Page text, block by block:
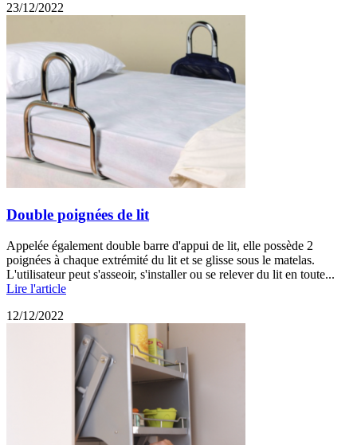
23/12/2022
Double poignées de lit
Appelée également double barre d'appui de lit, elle possède 2
poignées à chaque extrémité du lit et se glisse sous le matelas.
L'utilisateur peut s'asseoir, s'installer ou se relever du lit en toute...
Lire l'article
12/12/2022